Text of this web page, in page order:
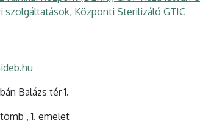
szolgáltatások, Központi Sterilizáló GTIC
Balázs tér 1.
, 1. emelet